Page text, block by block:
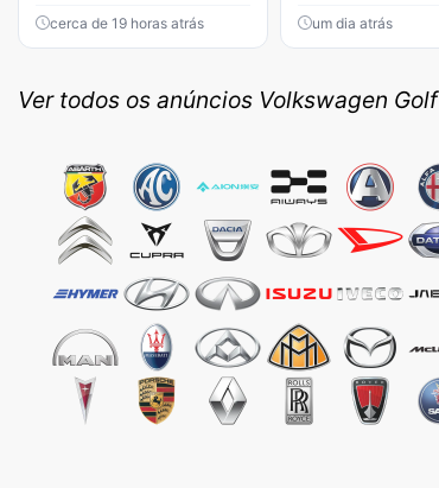
cerca de 19 horas atrás um dia atrás
Ver todos os anúncios Volkswagen Golf